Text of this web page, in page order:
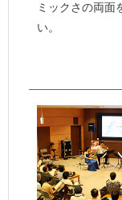
ミックさの両面
い。